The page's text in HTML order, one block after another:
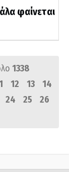
φαίνεται
1338
12 13
14
24 25
26